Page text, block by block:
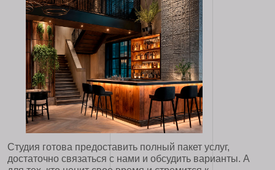
Мы поможем превратить ваше кафе в уютное место для
досуга, где посетители смогут расслабиться и получить
Студия готова предоставить полный пакет услуг,
достаточно связаться с нами и обсудить варианты. А
для тех, кто ценит свое время и стремится к
совершенству, мы можем предложить дополнительную
услугу «Авторский надзор», которая поможет
контролировать проект на всех этапах его создания.
Специалисты помогут разработать неповторимый
дизайн, который отразит все тонкости вашего
заведения.